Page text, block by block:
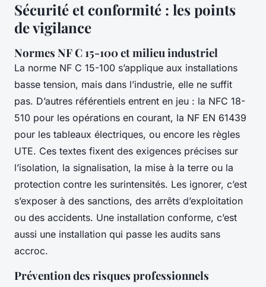
Sécurité et conformité : les points
de vigilance
Normes NF C 15-100 et milieu industriel
La norme NF C 15-100 s’applique aux installations
basse tension, mais dans l’industrie, elle ne suffit
pas. D’autres référentiels entrent en jeu : la NFC 18-
510 pour les opérations en courant, la NF EN 61439
pour les tableaux électriques, ou encore les règles
UTE. Ces textes fixent des exigences précises sur
l’isolation, la signalisation, la mise à la terre ou la
protection contre les surintensités. Les ignorer, c’est
s’exposer à des sanctions, des arrêts d’exploitation
ou des accidents. Une installation conforme, c’est
aussi une installation qui passe les audits sans
accroc.
Prévention des risques professionnels